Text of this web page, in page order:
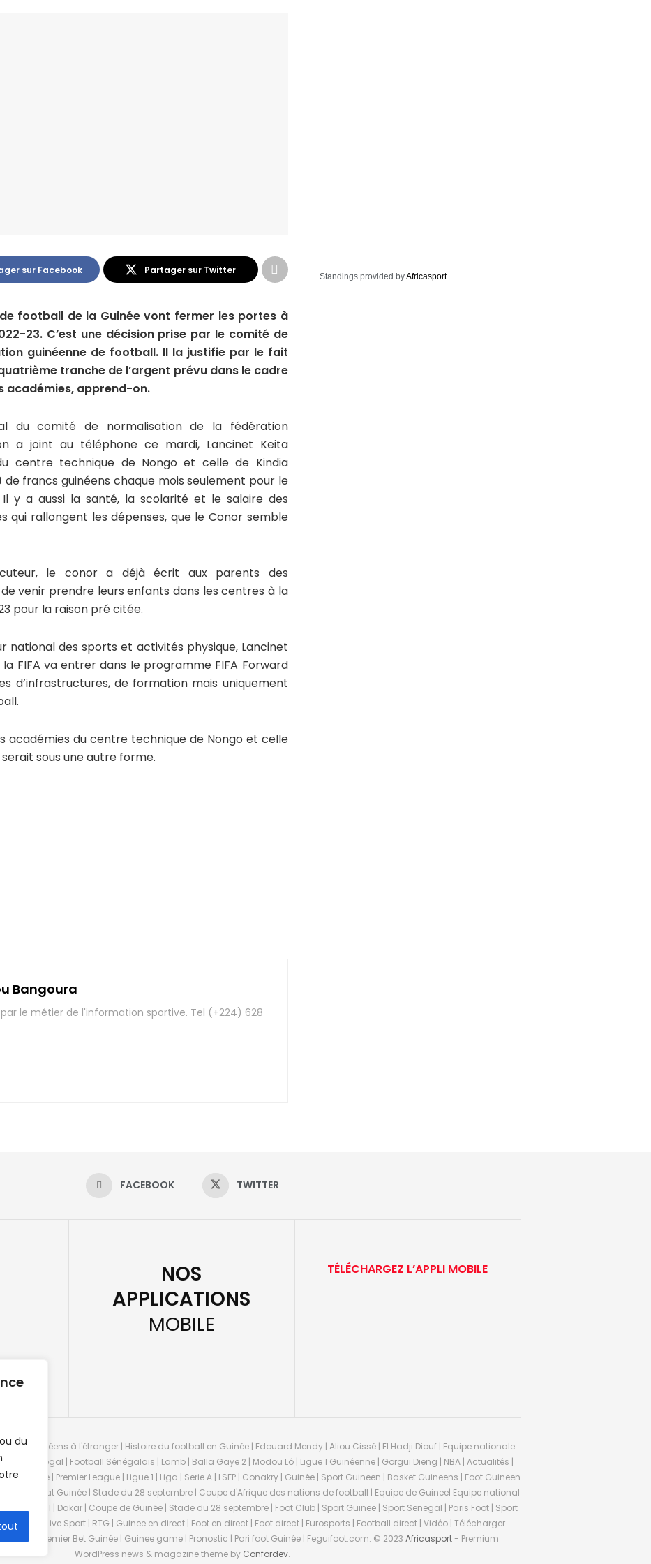
du
sur Facebook Partager sur Twitter
football de la Guinée vont fermer les portes à
23. C’est une décision prise par le comité de
guinéenne de football. Il la justifie par le fait
tranche de l’argent prévu dans le cadre
académies, apprend-on.
du comité de normalisation de la fédération
a joint au téléphone ce mardi, Lancinet Keita
centre technique de Nongo et celle de Kindia
de francs guinéens chaque mois seulement pour le
Il y a aussi la santé, la scolarité et le salaire des
qui rallongent les dépenses, que le Conor semble
le conor a déjà écrit aux parents des
venir prendre leurs enfants dans les centres à la
pour la raison pré citée.
national des sports et activités physique, Lancinet
FIFA va entrer dans le programme FIFA Forward
d’infrastructures, de formation mais uniquement
académies du centre technique de Nongo et celle
sous une autre forme.
Bangoura
par le métier de l'information sportive. Tel (+224) 628
Standings provided byAfricasport
FACEBOOK TWITTER
NOS
APPLICATIONS
MOBILE
TÉLÉCHARGEZ L’APPLI MOBILE
guinéens à l'étranger | Histoire du football en Guinée | Edouard Mendy | Aliou Cissé | El Hadji Diouf | Equipe nationale
du Sénégal | Football Sénégalais | Lamb | Balla Gaye 2 | Modou Lô | Ligue 1 Guinéenne | Gorgui Dieng | NBA | Actualités |
Guinée | Premier League | Ligue 1 | Liga | Serie A | LSFP | Conakry | Guinée | Sport Guineen | Basket Guineens | Foot Guineen
Guinée | Stade du 28 septembre | Coupe d'Afrique des nations de football | Equipe de Guinee| Equipe national
Le Senegal | Dakar | Coupe de Guinée | Stade du 28 septembre | Foot Club | Sport Guinee | Sport Senegal | Paris Foot | Sport
Guinée | Live Sport | RTG | Guinee en direct | Foot en direct | Foot direct | Eurosports | Football direct | Vidéo | Télécharger
| Premier Bet Guinée | Guinee game | Pronostic | Pari foot Guinée | Feguifoot.com. © 2023 Africasport- Premium
WordPress news & magazine theme by Confordev.